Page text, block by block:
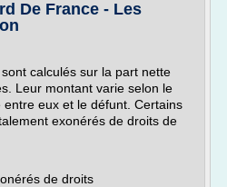
De France - Les
calculés sur la part nette
Leur montant varie selon le
eux et le défunt. Certains
exonérés de droits de
de droits